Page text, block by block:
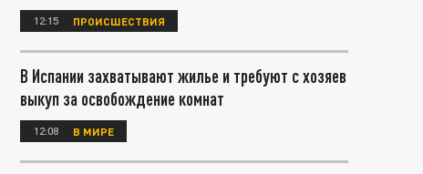
12:15 ПРОИСШЕСТВИЯ
В Испании захватывают жилье и требуют с хозяев
выкуп за освобождение комнат
12:08 В МИРЕ